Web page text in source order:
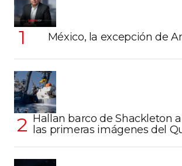
México, la excepción de
Hallan barco de Shackleton
las primeras imágenes del